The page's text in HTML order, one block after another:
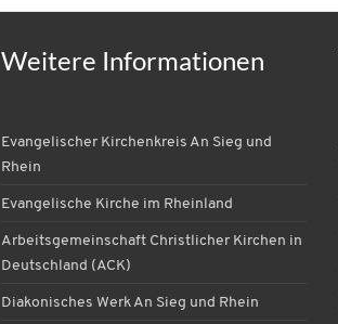
Weitere Informationen
Evangelischer Kirchenkreis An Sieg und
Rhein
Evangelische Kirche im Rheinland
Arbeitsgemeinschaft Christlicher Kirchen in
Deutschland (ACK)
Diakonisches Werk An Sieg und Rhein